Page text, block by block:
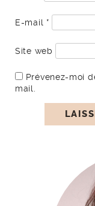
E-mail *
Site web
Prévenez-moi
mail.